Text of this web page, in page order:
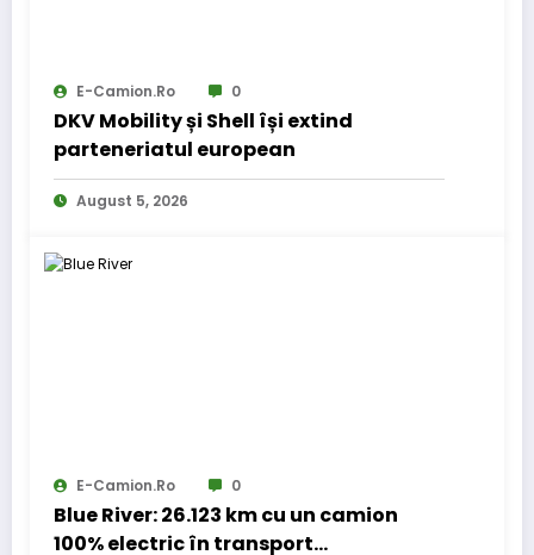
E-Camion.ro 0
DKV Mobility și Shell își extind
parteneriatul european
August 5, 2026
E-Camion.ro 0
Blue River: 26.123 km cu un camion
100% electric în transport